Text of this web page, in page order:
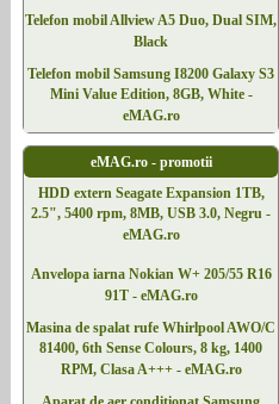
Telefon mobil Allview A5 Duo, Dual SIM,
Black
Telefon mobil Samsung I8200 Galaxy S3
Mini Value Edition, 8GB, White -
eMAG.ro
eMAG.ro - promotii
HDD extern Seagate Expansion 1TB,
2.5", 5400 rpm, 8MB, USB 3.0, Negru -
eMAG.ro
Anvelopa iarna Nokian W+ 205/55 R16
91T - eMAG.ro
Masina de spalat rufe Whirlpool AWO/C
81400, 6th Sense Colours, 8 kg, 1400
RPM, Clasa A+++ - eMAG.ro